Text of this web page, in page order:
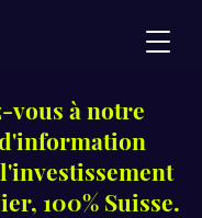
vous à notre
100% Suisse.